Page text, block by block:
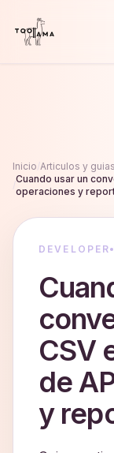
Inicio Articulos y
Cuando usar un
operaciones y
DEVELOPER
CSV
de
y